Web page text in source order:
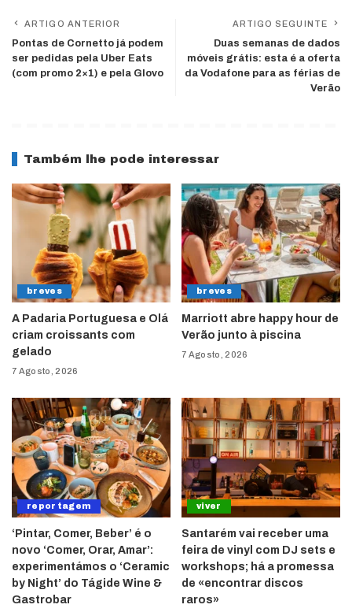
ARTIGO ANTERIOR
Pontas de Cornetto já podem
ser pedidas pela Uber Eats
(com promo 2×1) e pela Glovo
ARTIGO SEGUINTE
Duas semanas de dados
móveis grátis: esta é a oferta
da Vodafone para as férias de
Verão
Também lhe pode interessar
breves
A Padaria Portuguesa e Olá
criam croissants com
gelado
7 Agosto, 2026
breves
Marriott abre happy hour de
Verão junto à piscina
7 Agosto, 2026
reportagem
‘Pintar, Comer, Beber’ é o
novo ‘Comer, Orar, Amar’:
experimentámos o ‘Ceramic
by Night’ do Tágide Wine &
Gastrobar
viver
Santarém vai receber uma
feira de vinyl com DJ sets e
workshops; há a promessa
de «encontrar discos
raros»